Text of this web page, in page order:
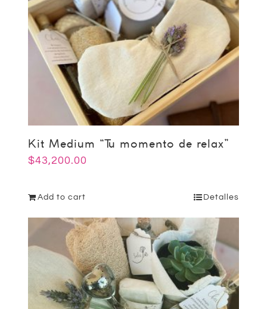
Kit Medium “Tu momento de relax”
$43,200.00
Add to cart Detalles